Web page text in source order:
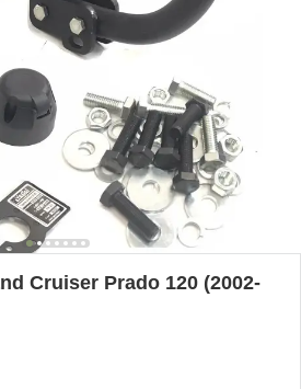
Cruiser Prado 120 (2002-